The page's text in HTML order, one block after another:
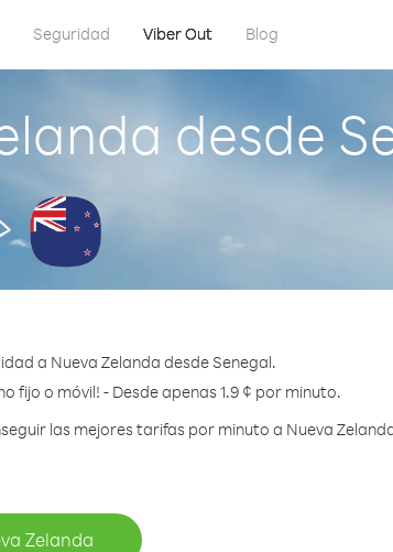
Seguridad Viber Out Blog
desde
a Nueva Zelanda desde Senegal.
fijo o móvil! - Desde apenas 1.9 ¢ por minuto.
las mejores tarifas por minuto a Nueva
Zelanda